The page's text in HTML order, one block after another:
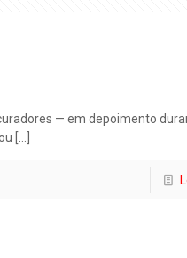
— em depoimento